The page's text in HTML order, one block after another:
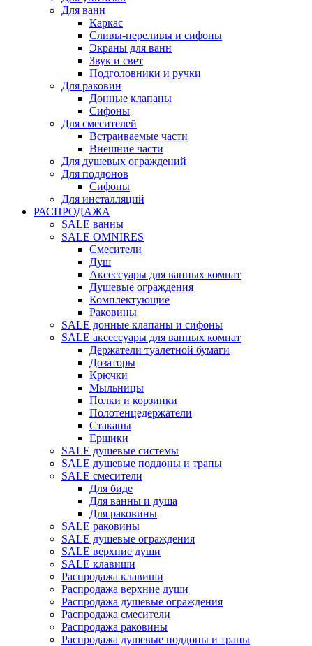
Для ванн
Каркас
Сливы-переливы и сифоны
Экраны для ванн
Звук и свет
Подголовники и ручки
Для раковин
Донные клапаны
Сифоны
Для смесителей
Встраиваемые части
Внешние части
Для душевых ограждений
Для поддонов
Сифоны
Для инсталляций
РАСПРОДАЖА
SALE ванны
SALE OMNIRES
Смесители
Душ
Аксессуары для ванных комнат
Душевые ограждения
Комплектующие
Раковины
SALE донные клапаны и сифоны
SALE аксессуары для ванных комнат
Держатели туалетной бумаги
Дозаторы
Крючки
Мыльницы
Полки и корзинки
Полотенцедержатели
Стаканы
Ершики
SALE душевые системы
SALE душевые поддоны и трапы
SALE смесители
Для биде
Для ванны и душа
Для раковины
SALE раковины
SALE душевые ограждения
SALE верхние души
SALE клавиши
Распродажа клавиши
Распродажа верхние души
Распродажа душевые ограждения
Распродажа смесители
Распродажа раковины
Распродажа душевые поддоны и трапы